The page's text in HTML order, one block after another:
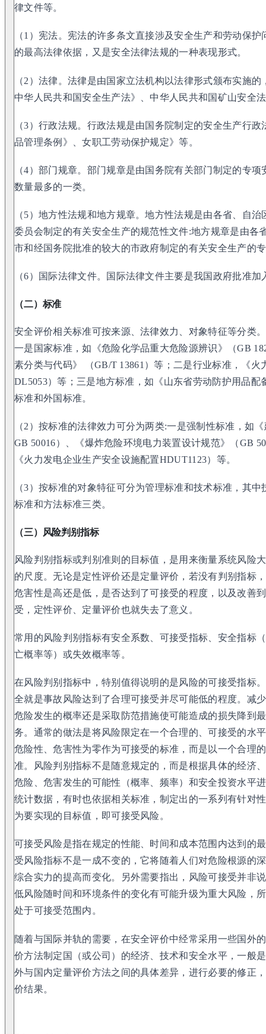
律文件等。
（1）宪法。宪法的许多条文直接涉及安全生产和劳动保
的最高法律依据，又是安全法律法规的一种表现形式。
（2）法律。法律是由国家立法机构以法律形式颁布实施
中华人民共和国安全生产法》、中华人民共和国矿山安全
（3）行政法规。行政法规是由国务院制定的安全生产行
品管理条例》、女职工劳动保护规定》等。
（4）部门规章。部门规章是由国务院有关部门制定的专
数量最多的一类。
（5）地方性法规和地方规章。地方性法规是由各省、自
委员会制定的有关安全生产的规范性文件:地方规章是由各
市和经国务院批准的较大的市政府制定的有关安全生产的
（6）国际法律文件。国际法律文件主要是我国政府批准
（二）标准
安全评价相关标准可按来源、法律效力、对象特征等分类
一是国家标准，如《危险化学品重大危险源辨识》（GB
素分类与代码》 （GB/T 13861）等；二是行业标准，《火
DL5053）等；三是地方标准，如《山东省劳动防护用品配
标准和外国标准。
（2）按标准的法律效力可分为两类:一是强制性标准，如
GB 50016）、《爆炸危险环境电力装置设计规范》（GB
《火力发电企业生产安全设施配置HDUT1123）等。
（3）按标准的对象特征可分为管理标准和技术标准，其
标准和方法标准三类。
（三）风险判别指标
风险判别指标或判别准则的目标值，是用来衡量系统风险
的尺度。无论是定性评价还是定量评价，若没有判别指标
危害性是高还是低，是否达到了可接受的程度，以及改善
受，定性评价、定量评价也就失去了意义。
常用的风险判别指标有安全系数、可接受指标、安全指标
亡概率等）或失效概率等。
在风险判别指标中，特别值得说明的是风险的可接受指标
全就是事故风险达到了合理可接受并尽可能低的程度。减
危险发生的概率还是采取防范措施使可能造成的损失降到
务。通常的做法是将风险限定在一个合理的、可接受的水
危险性、危害性为零作为可接受的标准，而是以一个合理
准。风险判别指标不是随意规定的，而是根据具体的经济
危险、危害发生的可能性（概率、频率）和安全投资水平
统计数据，有时也依据相关标准，制定出的一系列有针对
为要实现的目标值，即可接受风险。
可接受风险是指在规定的性能、时间和成本范围内达到的
受风险指标不是一成不变的，它将随着人们对危险根源的
综合实力的提高而变化。另外需要指出，风险可接受并非
低风险随时间和环境条件的变化有可能升级为重大风险，
处于可接受范围内。
随着与国际并轨的需要，在安全评价中经常采用一些国外
价方法制定国（或公司）的经济、技术和安全水平，一般
外与国内定量评价方法之间的具体差异，进行必要的修正
价结果。